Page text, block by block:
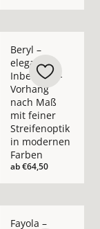
Beryl –
eleganter
Inbetween-
Vorhang
nach Maß
mit feiner
Streifenoptik
in modernen
Farben
ab€64,50
Fayola –